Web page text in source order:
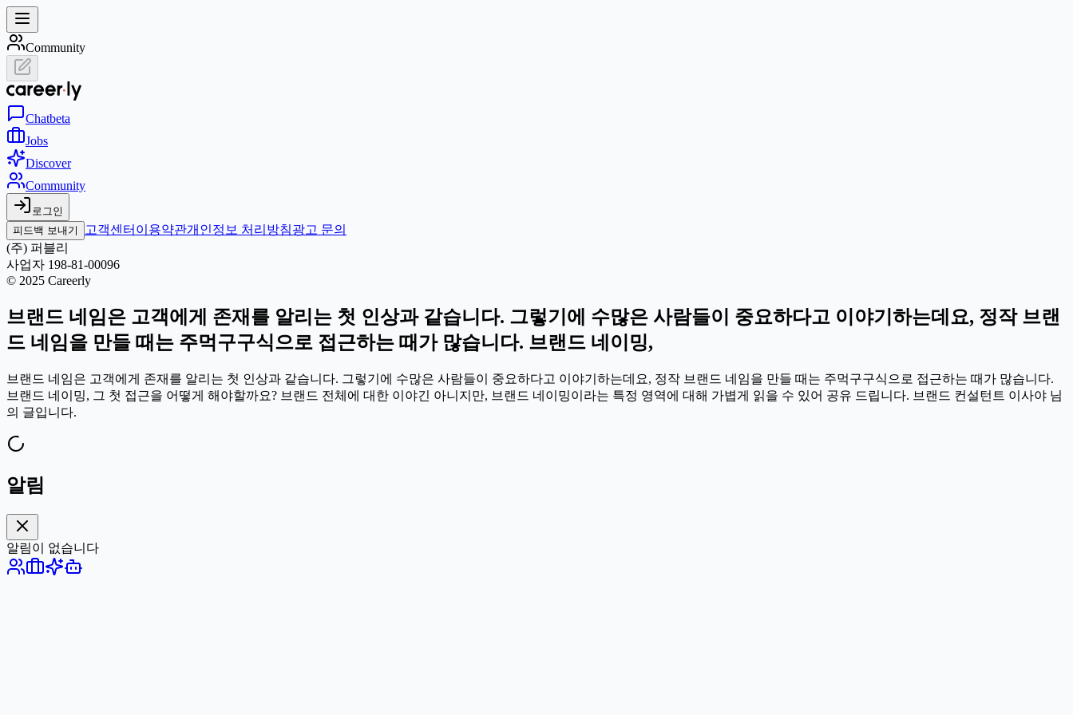
Community
Chatbeta
Jobs
Discover
Community
로그인
피드백 보내기
고객센터 이용약관개인정보 처리방침광고 문의
(주) 퍼블리
사업자 198-81-00096
© 2025 Careerly
브랜드 네임은 고객에게 존재를 알리는 첫 인상과 같습니다. 그렇기에 수많은 사람들이 중요하다고 이야기하는데요, 정작 브랜
드 네임을 만들 때는 주먹구구식으로 접근하는 때가 많습니다. 브랜드 네이밍,
브랜드 네임은 고객에게 존재를 알리는 첫 인상과 같습니다. 그렇기에 수많은 사람들이 중요하다고 이야기하는데요, 정작 브랜드 네임을 만들 때는 주먹구구식으로 접근하는 때가 많습니다.
브랜드 네이밍, 그 첫 접근을 어떻게 해야할까요? 브랜드 전체에 대한 이야긴 아니지만, 브랜드 네이밍이라는 특정 영역에 대해 가볍게 읽을 수 있어 공유 드립니다. 브랜드 컨설턴트 이사야 님
의 글입니다.
알림
알림이 없습니다